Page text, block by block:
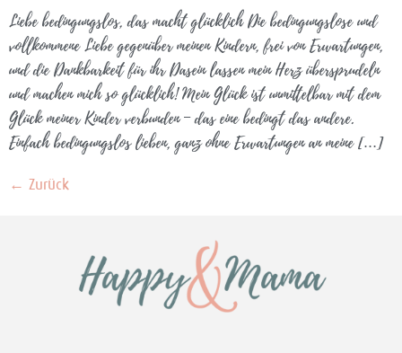
Liebe bedingungslos, das macht glücklich Die bedingungslose und
vollkommene Liebe gegenüber meinen Kindern, frei von Erwartungen,
und die Dankbarkeit für ihr Dasein lassen mein Herz übersprudeln
und machen mich so glücklich! Mein Glück ist unmittelbar mit dem
Glück meiner Kinder verbunden – das eine bedingt das andere.
Einfach bedingungslos lieben, ganz ohne Erwartungen an meine […]
← Zurück